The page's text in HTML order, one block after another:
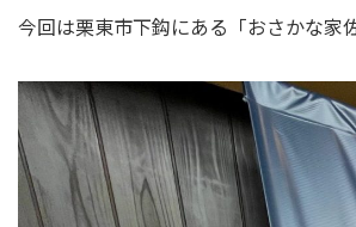
今回は栗東市下鈎にある「おさかな家